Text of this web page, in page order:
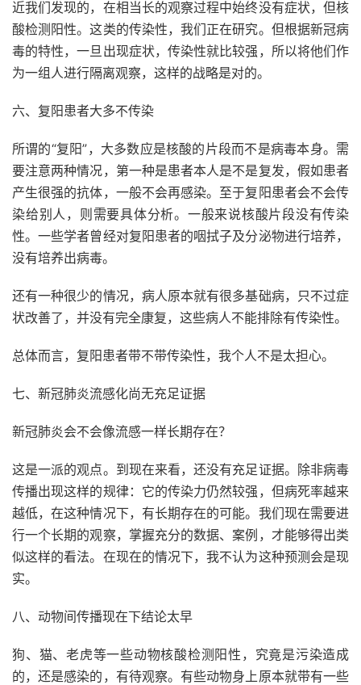
近我们发现的，在相当长的观察过程中始终没有症状，但核
酸检测阳性。这类的传染性，我们正在研究。但根据新冠病
毒的特性，一旦出现症状，传染性就比较强，所以将他们作
为一组人进行隔离观察，这样的战略是对的。
六、复阳患者大多不传染
所谓的“复阳”，大多数应是核酸的片段而不是病毒本身。需
要注意两种情况，第一种是患者本人是不是复发，假如患者
产生很强的抗体，一般不会再感染。至于复阳患者会不会传
染给别人，则需要具体分析。一般来说核酸片段没有传染
性。一些学者曾经对复阳患者的咽拭子及分泌物进行培养，
没有培养出病毒。
还有一种很少的情况，病人原本就有很多基础病，只不过症
状改善了，并没有完全康复，这些病人不能排除有传染性。
总体而言，复阳患者带不带传染性，我个人不是太担心。
七、新冠肺炎流感化尚无充足证据
新冠肺炎会不会像流感一样长期存在？
这是一派的观点。到现在来看，还没有充足证据。除非病毒
传播出现这样的规律：它的传染力仍然较强，但病死率越来
越低，在这种情况下，有长期存在的可能。我们现在需要进
行一个长期的观察，掌握充分的数据、案例，才能够得出类
似这样的看法。在现在的情况下，我不认为这种预测会是现
实。
八、动物间传播现在下结论太早
狗、猫、老虎等一些动物核酸检测阳性，究竟是污染造成
的，还是感染的，有待观察。有些动物身上原本就带有一些